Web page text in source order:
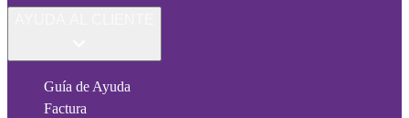
Guía de Ayuda
Factura